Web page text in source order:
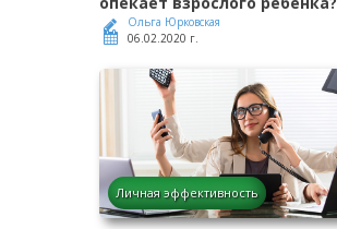
Ольга Юрковская
06.02.2020 г.
Личная эффективность